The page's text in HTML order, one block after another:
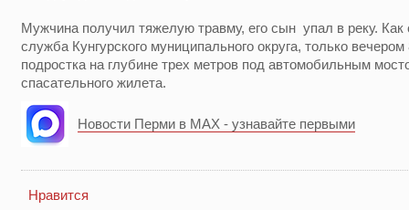
Мужчина получил тяжелую травму, его сын упал в реку.
служба Кунгурского муниципального округа, только
подростка на глубине трех метров под автомобильным
спасательного жилета.
Новости Перми в MAX - узнавайте первыми
Нравится